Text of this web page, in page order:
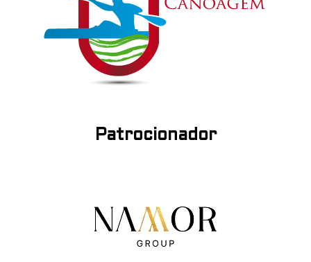
Patrocionador